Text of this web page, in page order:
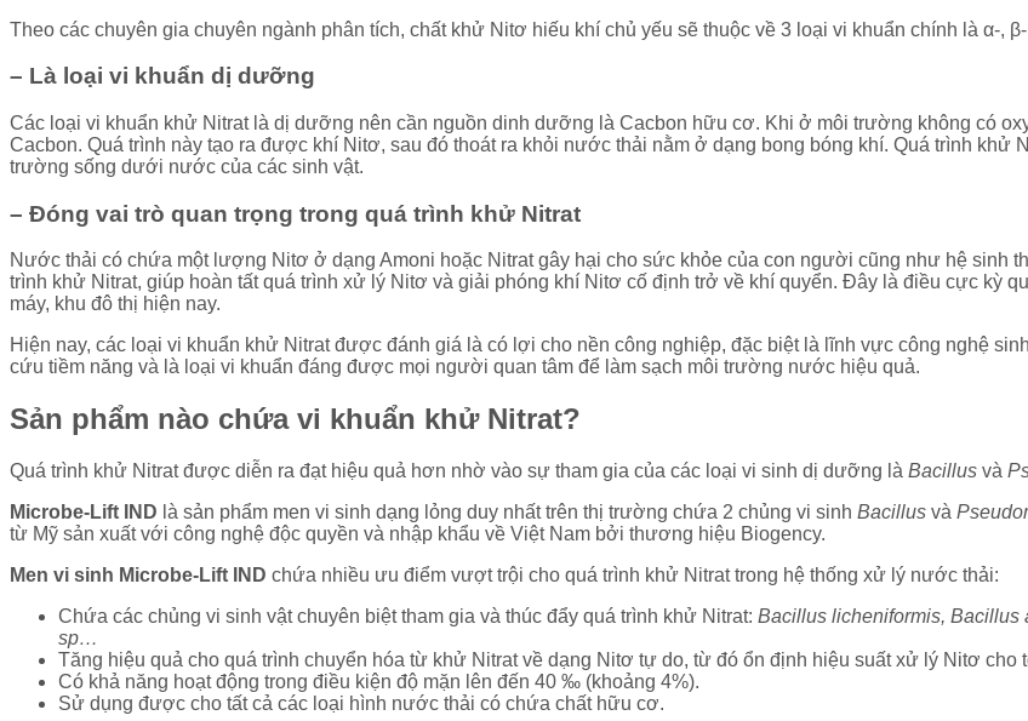
Theo các chuyên gia chuyên ngành phân tích, chất khử Nitơ hiếu khí chủ yếu sẽ thuộc về 3 loại vi khuẩn chính là α-,
– Là loại vi khuẩn dị dưỡng
Các loại vi khuẩn khử Nitrat là dị dưỡng nên cần nguồn dinh dưỡng là Cacbon hữu cơ. Khi ở môi trường không có
Cacbon. Quá trình này tạo ra được khí Nitơ, sau đó thoát ra khỏi nước thải nằm ở dạng bong bóng khí. Quá trình
trường sống dưới nước của các sinh vật.
– Đóng vai trò quan trọng trong quá trình khử Nitrat
Nước thải có chứa một lượng Nitơ ở dạng Amoni hoặc Nitrat gây hại cho sức khỏe của con người cũng như hệ sinh
trình khử Nitrat, giúp hoàn tất quá trình xử lý Nitơ và giải phóng khí Nitơ cố định trở về khí quyển. Đây là điều cực kỳ
máy, khu đô thị hiện nay.
Hiện nay, các loại vi khuẩn khử Nitrat được đánh giá là có lợi cho nền công nghiệp, đặc biệt là lĩnh vực công nghệ
cứu tiềm năng và là loại vi khuẩn đáng được mọi người quan tâm để làm sạch môi trường nước hiệu quả.
Sản phẩm nào chứa vi khuẩn khử Nitrat?
Quá trình khử Nitrat được diễn ra đạt hiệu quả hơn nhờ vào sự tham gia của các loại vi sinh dị dưỡng là Bacillus và
Microbe-Lift IND là sản phẩm men vi sinh dạng lỏng duy nhất trên thị trường chứa 2 chủng vi sinh Bacillus và
từ Mỹ sản xuất với công nghệ độc quyền và nhập khẩu về Việt Nam bởi thương hiệu Biogency.
Men vi sinh Microbe-Lift IND chứa nhiều ưu điểm vượt trội cho quá trình khử Nitrat trong hệ thống xử lý nước thải:
Chứa các chủng vi sinh vật chuyên biệt tham gia và thúc đẩy quá trình khử Nitrat: Bacillus licheniformis, Bacillus
sp…
Tăng hiệu quả cho quá trình chuyển hóa từ khử Nitrat về dạng Nitơ tự do, từ đó ổn định hiệu suất xử lý Nitơ cho
Có khả năng hoạt động trong điều kiện độ mặn lên đến 40 ‰ (khoảng 4%).
Sử dụng được cho tất cả các loại hình nước thải có chứa chất hữu cơ.